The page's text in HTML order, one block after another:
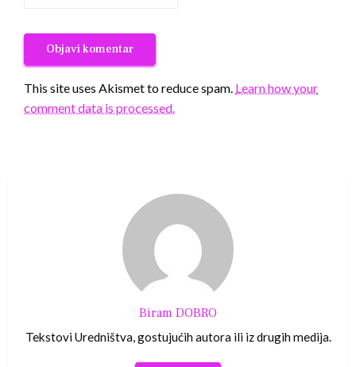
This site uses Akismet to reduce spam. Learn how your
comment data is processed.
Biram DOBRO
Tekstovi Uredništva, gostujućih autora ili iz drugih medija.